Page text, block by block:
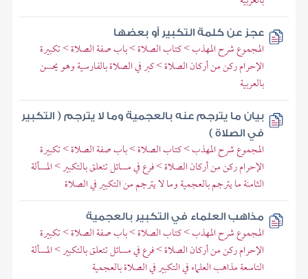
عجز عن كلمة التكبير أو بعضها
المجموع شرح المهذب > كتاب الصلاة > باب صفة الصلاة > تكبيرة
الإحرام ركن من أركان الصلاة > كبر في الصلاة بالفارسية وهو يحسن
بالعربية
بيان ما يترجم عنه بالعجمية وما لا يترجم ( التكبير
في الصلاة )
المجموع شرح المهذب > كتاب الصلاة > باب صفة الصلاة > تكبيرة
الإحرام ركن من أركان الصلاة > فرع في مسائل تتعلق بالتكبير > المسألة
الثامنة ما يترجم بالعجمية وما لا يترجم من التكبير في الصلاة
مذاهب العلماء في التكبير بالعجمية
المجموع شرح المهذب > كتاب الصلاة > باب صفة الصلاة > تكبيرة
الإحرام ركن من أركان الصلاة > فرع في مسائل تتعلق بالتكبير > المسألة
التاسعة مذاهب العلماء في التكبير في الصلاة بالعجمية